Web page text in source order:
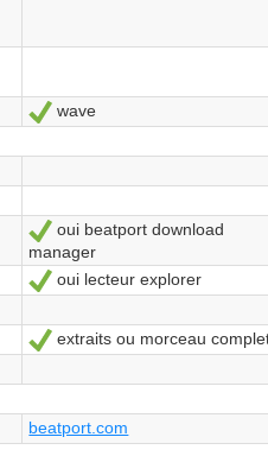
Sí
wave
Sí
oui beatport download
manager
Sí
oui lecteur explorer
Sí
extraits ou morceau
beatport.com